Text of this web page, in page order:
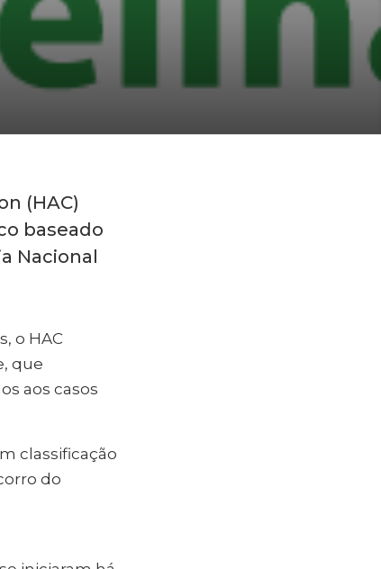
(HAC)
baseado
Nacional
o HAC
que
aos casos
classificação
do